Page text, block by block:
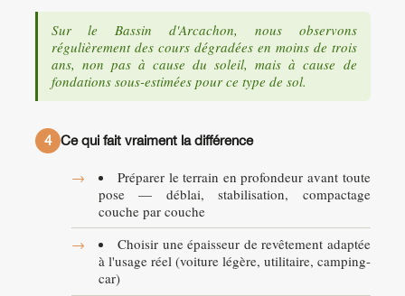
Sur le Bassin d'Arcachon, nous observons
régulièrement des cours dégradées en moins de trois
ans, non pas à cause du soleil, mais à cause de
fondations sous-estimées pour ce type de sol.
4 Ce qui fait vraiment la différence
Préparer le terrain en profondeur avant toute
pose — déblai, stabilisation, compactage
couche par couche
Choisir une épaisseur de revêtement adaptée
à l'usage réel (voiture légère, utilitaire, camping-
car)